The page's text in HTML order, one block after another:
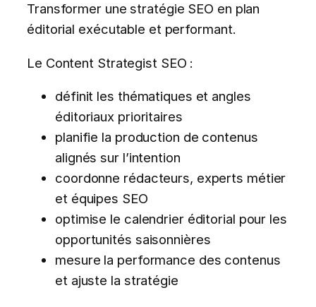
Transformer une stratégie SEO en plan
éditorial exécutable et performant.
Le Content Strategist SEO :
définit les thématiques et angles
éditoriaux prioritaires
planifie la production de contenus
alignés sur l’intention
coordonne rédacteurs, experts métier
et équipes SEO
optimise le calendrier éditorial pour les
opportunités saisonnières
mesure la performance des contenus
et ajuste la stratégie